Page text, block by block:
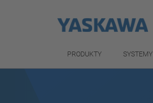
PRODUKTY SYSTEMY